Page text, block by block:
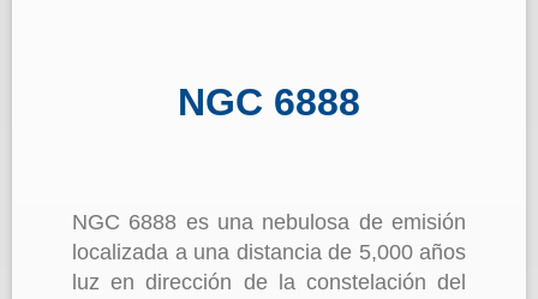
NGC 6888
NGC 6888 es una nebulosa de emisión
localizada a una distancia de 5,000 años
luz en dirección de la constelación del